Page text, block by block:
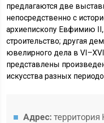
предлагаются две
непосредственно с
архиепископу Евфимию
строительство; другая
ювелирного дела в
представлены
искусства разных
Адрес: территория